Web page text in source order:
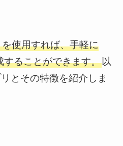
使用すれば、手軽に
ることができます。以
とその特徴を紹介しま